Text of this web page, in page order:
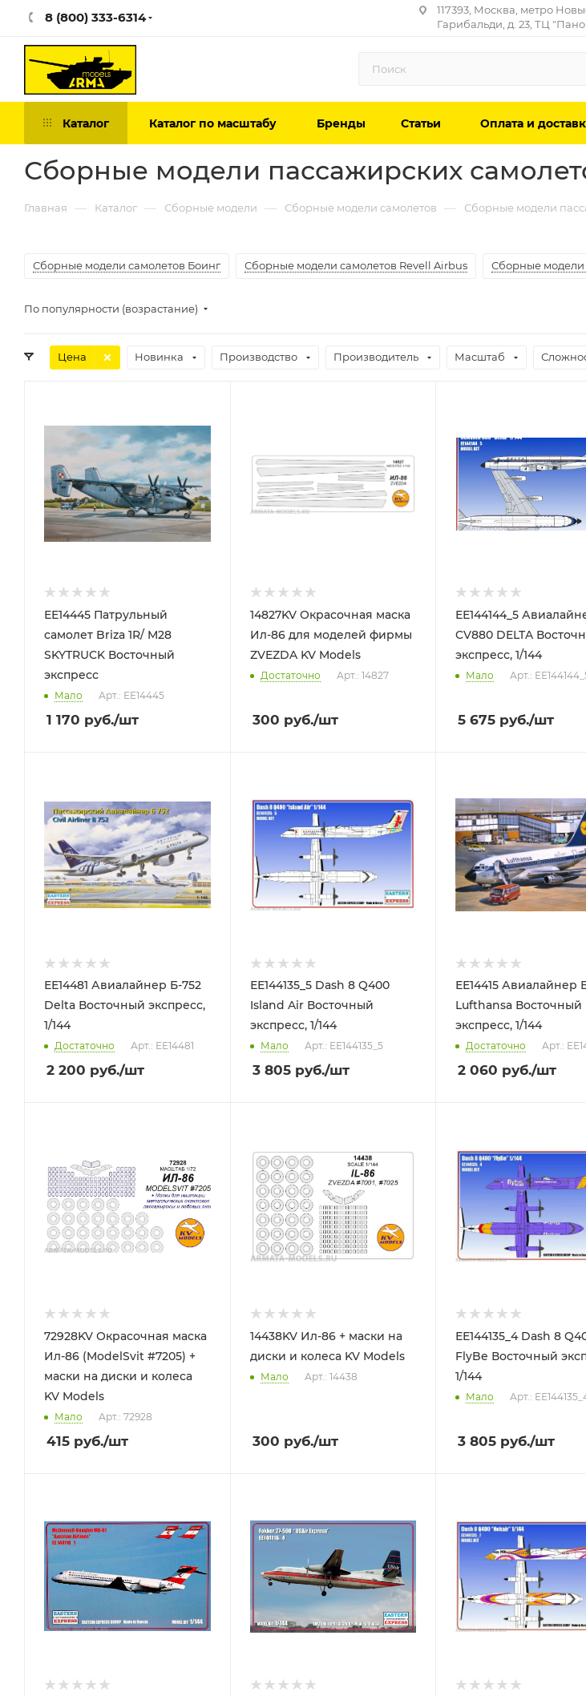
8 (800) 333-6314
117393, Москва, метро
Гарибальди, д. 23, ТЦ
Каталог Каталог по масштабу Бренды Статьи Оплата и
Сборные модели пассажирских
Главная — Каталог — Сборные модели — Сборные модели самолетов — Сборные модели
Сборные модели самолетов Боинг Сборные модели самолетов Revell Airbus Сборные
По популярности (возрастание)
Цена Новинка Производство Производитель Масштаб
ЕЕ14445 Патрульный
самолет Briza 1R/ M28
SKYTRUCK Восточный
экспресс
Мало Арт.: ЕЕ14445
1 170 руб./шт
14827KV Окрасочная маска
Ил-86 для моделей фирмы
ZVEZDA KV Models
Достаточно Арт.: 14827
300 руб./шт
ЕЕ144144_5
CV880 DELTA
экспресс, 1/144
Мало Арт.:
5 675 руб./шт
ЕЕ14481 Авиалайнер Б-752
Delta Восточный экспресс,
1/144
Достаточно Арт.: ЕЕ14481
2 200 руб./шт
ЕЕ144135_5 Dash 8 Q400
Island Air Восточный
экспресс, 1/144
Мало Арт.: ЕЕ144135_5
3 805руб./шт
ЕЕ14415 Авиалайнер
Lufthansa Восточный
экспресс, 1/144
Достаточно Арт.:
2 060 руб./шт
72928KV Окрасочная маска
Ил-86 (ModelSvit #7205) +
маски на диски и колеса
KV Models
Мало Арт.: 72928
415 руб./шт
14438KV Ил-86 + маски на
диски и колеса KV Models
Мало Арт.: 14438
300 руб./шт
ЕЕ144135_4 Dash 8
FlyBe Восточный
1/144
Мало Арт.:
3 805 руб./шт